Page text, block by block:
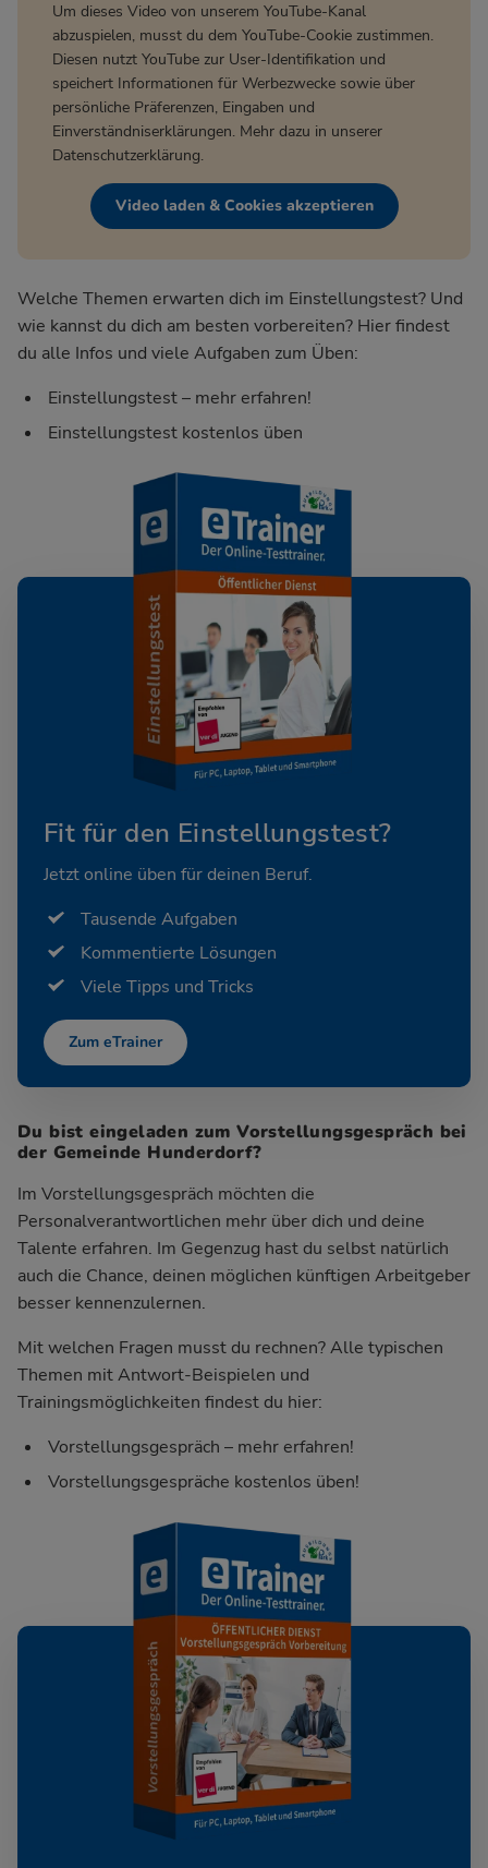
Um dieses Video von unserem YouTube-Kanal
abzuspielen, musst du dem YouTube-Cookie zustimmen.
Diesen nutzt YouTube zur User-Identifikation und
speichert Informationen für Werbezwecke sowie über
persönliche Präferenzen, Eingaben und
Einverständniserklärungen. Mehr dazu in unserer
Datenschutzerklärung.
Video laden & Cookies akzeptieren
Welche Themen erwarten dich im Einstellungstest? Und
wie kannst du dich am besten vorbereiten? Hier findest
du alle Infos und viele Aufgaben zum Üben:
Einstellungstest – mehr erfahren!
Einstellungstest kostenlos üben
Fit für den Einstellungstest?
Jetzt online üben für deinen Beruf.
Tausende Aufgaben
Kommentierte Lösungen
Viele Tipps und Tricks
Zum eTrainer
Du bist eingeladen zum Vorstellungsgespräch bei
der Gemeinde Hunderdorf?
Im Vorstellungsgespräch möchten die
Personalverantwortlichen mehr über dich und deine
Talente erfahren. Im Gegenzug hast du selbst natürlich
auch die Chance, deinen möglichen künftigen Arbeitgeber
besser kennenzulernen.
Mit welchen Fragen musst du rechnen? Alle typischen
Themen mit Antwort-Beispielen und
Trainingsmöglichkeiten findest du hier:
Vorstellungsgespräch – mehr erfahren!
Vorstellungsgespräche kostenlos üben!